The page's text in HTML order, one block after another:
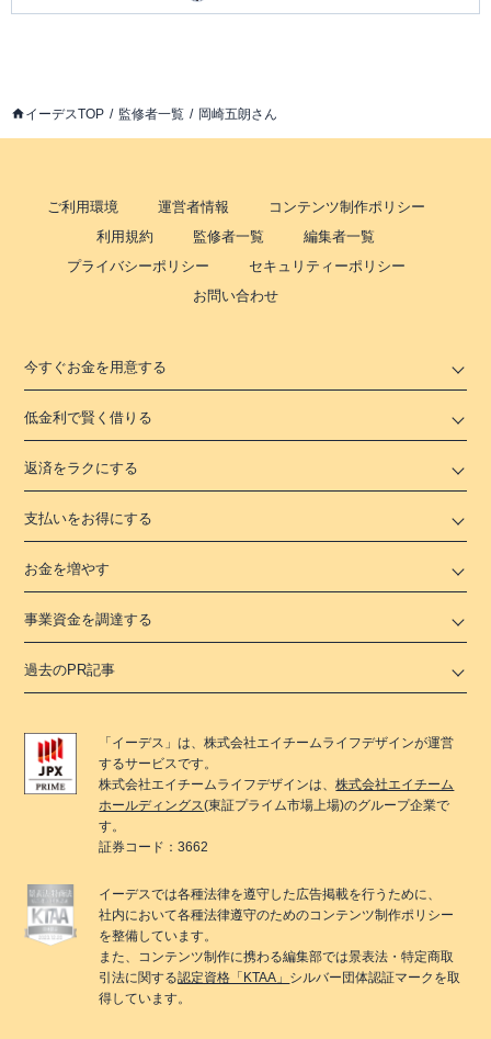
イーデスTOP 監修者一覧 岡崎五朗さん
ご利用環境 運営者情報
コンテンツ制作ポリシー
利用規約
監修者一覧
編集者一覧
プライバシーポリシー
セキュリティーポリシー
お問い合わせ
今すぐお金を用意する
低金利で賢く借りる
返済をラクにする
支払いをお得にする
お金を増やす
事業資金を調達する
過去のPR記事
「 イーデス 」は、株式会社エイチームライフデザインが運営
するサービスです。
株式会社エイチームライフデザインは、株式会社エイチーム
ホールディングス(東証プライム市場上場)のグループ企業で
す。
証券コード：3662
イーデスでは各種法律を遵守した広告掲載を行うために、
社内において各種法律遵守のためのコンテンツ制作ポリシー
を整備しています。
また、コンテンツ制作に携わる編集部では景表法・特定商取
引法に関する認定資格「KTAA」 シルバー団体認証マークを取
得しています。